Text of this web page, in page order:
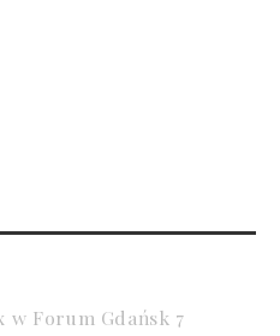
w Forum Gdańsk 7